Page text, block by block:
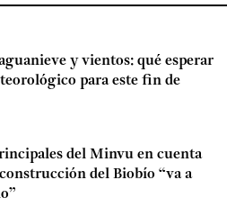
y vientos: qué esperar
para este fin de
del Minvu en cuenta
del Biobío “va a